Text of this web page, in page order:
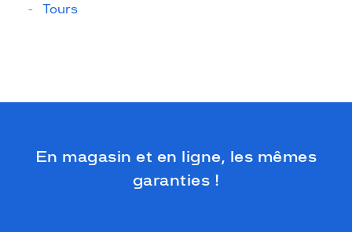
Tours
En magasin et en ligne, les mêmes
garanties !